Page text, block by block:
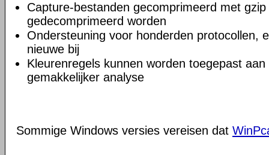
Capture-bestanden gecomprimeerd met
gedecomprimeerd worden
Ondersteuning voor honderden protocollen,
nieuwe bij
Kleurenregels kunnen worden toegepast
gemakkelijker analyse
Sommige Windows versies vereisen dat